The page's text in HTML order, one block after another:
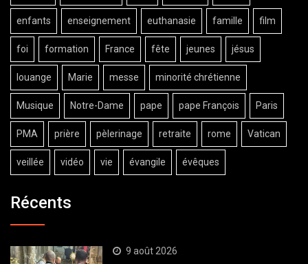
enfants enseignement euthanasie famille film
foi formation France fête jeunes jésus
louange Marie messe minorité chrétienne
Musique Notre-Dame pape pape François Paris
PMA prière pèlerinage retraite rome Vatican
veillée vidéo vie évangile évêques
Récents
9 août 2026